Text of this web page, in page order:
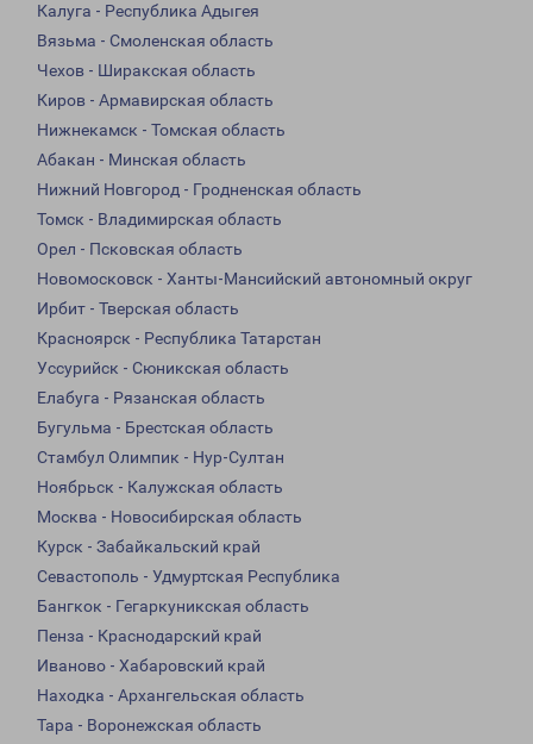
Калуга - Республика Адыгея
Вязьма - Смоленская область
Чехов - Ширакская область
Киров - Армавирская область
Нижнекамск - Томская область
Абакан - Минская область
Нижний Новгород - Гродненская область
Томск - Владимирская область
Орел - Псковская область
Новомосковск - Ханты-Мансийский автономный округ
Ирбит - Тверская область
Красноярск - Республика Татарстан
Уссурийск - Сюникская область
Елабуга - Рязанская область
Бугульма - Брестская область
Стамбул Олимпик - Нур-Султан
Ноябрьск - Калужская область
Москва - Новосибирская область
Курск - Забайкальский край
Севастополь - Удмуртская Республика
Бангкок - Гегаркуникская область
Пенза - Краснодарский край
Иваново - Хабаровский край
Находка - Архангельская область
Тара - Воронежская область